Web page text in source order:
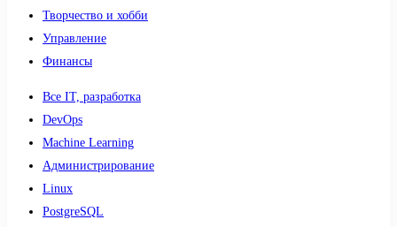
Творчество и хобби
Управление
Финансы
Все IT, разработка
DevOps
Machine Learning
Администрирование
Linux
PostgreSQL